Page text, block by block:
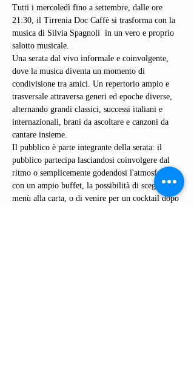
Tutti i mercoledì fino a settembre, dalle ore
21:30, il Tirrenia Doc Caffè si trasforma con la
musica di Silvia Spagnoli  in un vero e proprio
salotto musicale.
Una serata dal vivo informale e coinvolgente,
dove la musica diventa un momento di
condivisione tra amici. Un repertorio ampio e
trasversale attraversa generi ed epoche diverse,
alternando grandi classici, successi italiani e
internazionali, brani da ascoltare e canzoni da
cantare insieme.
Il pubblico è parte integrante della serata: il
pubblico partecipa lasciandosi coinvolgere dal
ritmo o semplicemente godendosi l'atmosfera
con un ampio buffet, la possibilità di scegliere il
menù alla carta, o di venire per un cocktail dopo